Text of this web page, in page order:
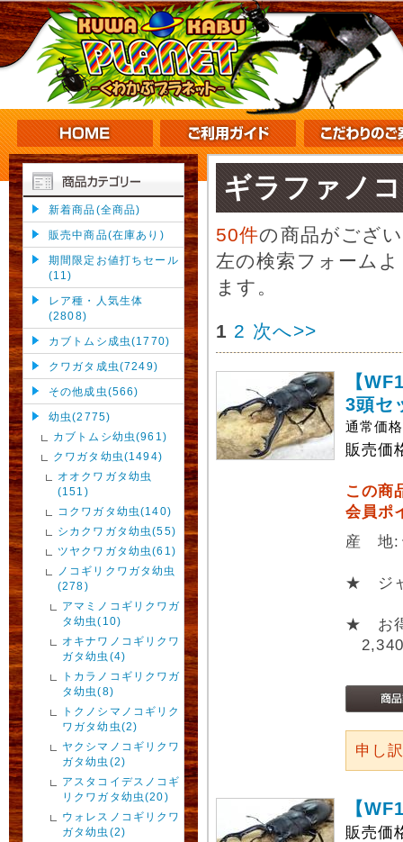
新着商品(全商品)
販売中商品(在庫あり)
期間限定お値打ちセール
(11)
レア種・人気生体
(2808)
カブトムシ成虫(1770)
クワガタ成虫(7249)
その他成虫(566)
幼虫(2775)
カブトムシ幼虫(961)
クワガタ幼虫(1494)
オオクワガタ幼虫
(151)
コクワガタ幼虫(140)
シカクワガタ幼虫(55)
ツヤクワガタ幼虫(61)
ノコギリクワガタ幼虫
(278)
アマミノコギリクワガ
タ幼虫(10)
オキナワノコギリクワ
ガタ幼虫(4)
トカラノコギリクワガ
タ幼虫(8)
トクノシマノコギリク
ワガタ幼虫(2)
ヤクシマノコギリクワ
ガタ幼虫(2)
アスタコイデスノコギ
リクワガタ幼虫(20)
ウォレスノコギリクワ
ガタ幼虫(2)
ギラファノ
50件の商品がござ
左の検索フォーム
ます。
1 2 次へ>>
【
3頭セ
通常価
販売価
この商
会員ポ
産 地:
★ ジ
★ お
申し
【
販売価